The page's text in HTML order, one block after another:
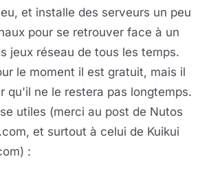
et installe des serveurs un peu
pour se retrouver face à un
jeux réseau de tous les temps.
le moment il est gratuit, mais il
qu'il ne le restera pas longtemps.
utiles (merci au post de Nutos
et surtout à celui de Kuikui
: